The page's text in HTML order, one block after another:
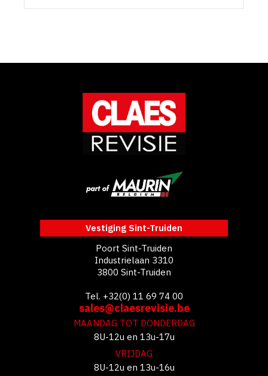
Vestiging Sint-Truiden
Poort Sint-Truiden
Industrielaan 3310
3800 Sint-Truiden
Tel. +32(0) 11 69 74 00
sales@claesrevisie.be
MAANDAG TOT DONDERDAG
8U-12u en 13u-17u
VRIJDAG
8U-12u en 13u-16u